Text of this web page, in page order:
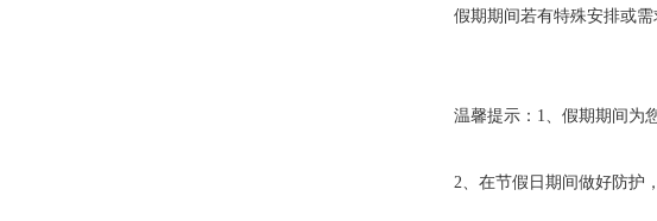
假期期间若有特殊安排或
温馨提示：1、假期期间为
2、在节假日期间做好防护